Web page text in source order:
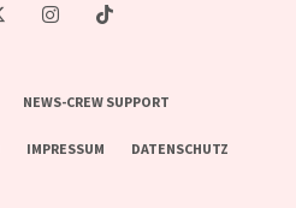
NEWS-CREW SUPPORT
IMPRESSUM DATENSCHUTZ